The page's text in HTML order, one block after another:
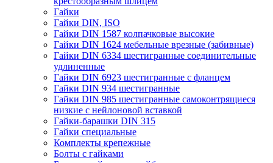
Гайки
Гайки DIN, ISO
Гайки DIN 1587 колпачковые высокие
Гайки DIN 1624 мебельные врезные (забивные)
Гайки DIN 6334 шестигранные соединительные
удлиненные
Гайки DIN 6923 шестигранные с фланцем
Гайки DIN 934 шестигранные
Гайки DIN 985 шестигранные самоконтрящиеся
низкие с нейлоновой вставкой
Гайки-барашки DIN 315
Гайки специальные
Комплекты крепежные
Болты с гайками